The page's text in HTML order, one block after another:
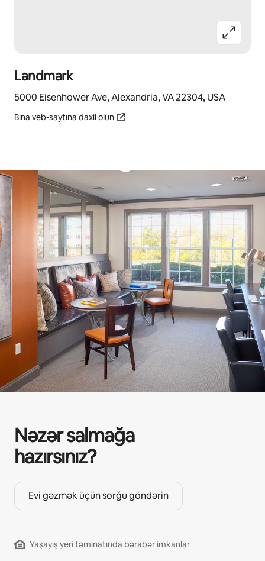
Landmark
5000 Eisenhower Ave, Alexandria, VA 22304, USA
Bina veb-saytına daxil olun
Nəzər salmağa
hazırsınız?
Evi gəzmək üçün sorğu göndərin
Yaşayış yeri təminatında bərabər imkanlar